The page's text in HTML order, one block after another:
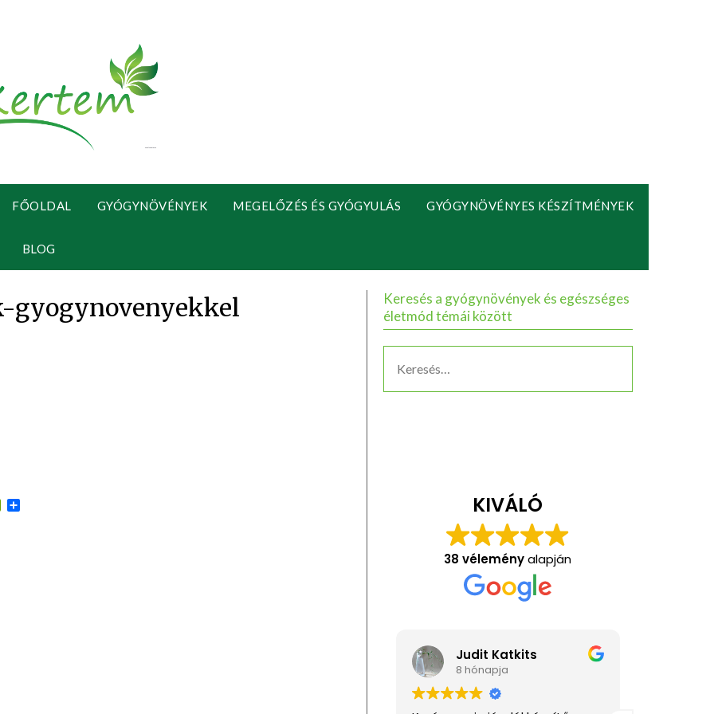
FŐOLDAL GYÓGYNÖVÉNYEK MEGELŐZÉS ÉS GYÓGYULÁS GYÓGYNÖVÉNYES KÉSZÍTMÉNYEK
BLOG
gyogynovenyekkel
PrintFriendly
Keresés a gyógynövények és egészséges
életmód témái között
KIVÁLÓ
38 véleményalapján
Judit Katkits
8 hónapja